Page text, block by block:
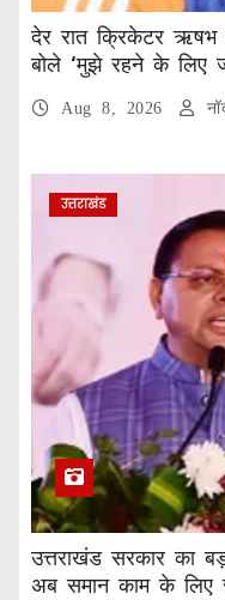
देर रात क्रिकेटर ऋषभ
बोले ‘मुझे रहने के लिए
Aug 8, 2026
उत्तराखंड
उत्तराखंड सरकार का
अब समान काम के लिए